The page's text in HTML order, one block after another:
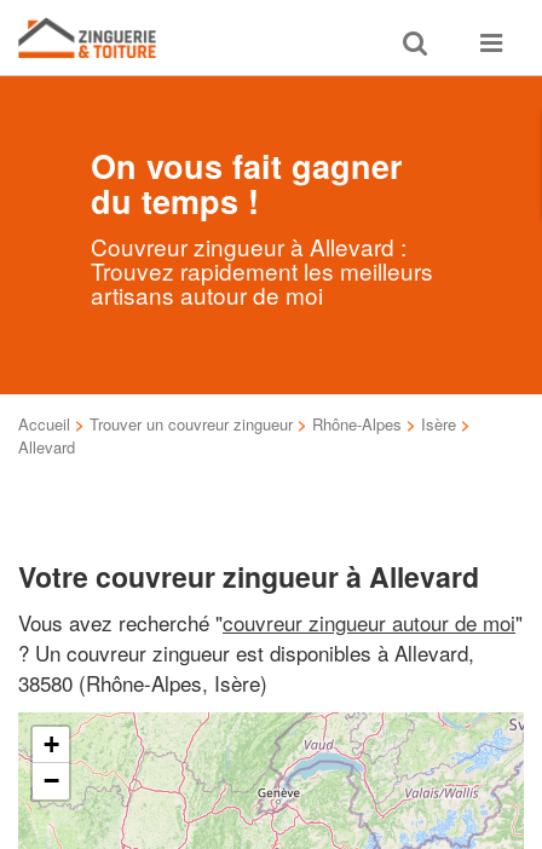
Toggle
search
Toggle
On vous fait gagner
du temps !
Couvreur zingueur à Allevard :
Trouvez rapidement les meilleurs
artisans autour de moi
Accueil > Trouver un couvreur zingueur > Rhône-Alpes > Isère >
Allevard
Votre couvreur zingueur à Allevard
Vous avez recherché "couvreur zingueur autour de moi"
? Un couvreur zingueur est disponibles à Allevard,
38580 (Rhône-Alpes, Isère)
+
−